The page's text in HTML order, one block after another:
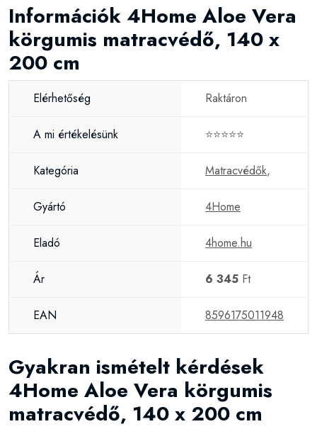
Információk 4Home Aloe Vera
körgumis matracvédő, 140 x
200 cm
Elérhetőség Raktáron
A mi értékelésünk ⭐⭐⭐⭐⭐
Kategória Matracvédők,
Gyártó 4Home
Eladó 4home.hu
Ár 6 345 Ft
EAN 8596175011948
Gyakran ismételt kérdések
4Home Aloe Vera körgumis
matracvédő, 140 x 200 cm